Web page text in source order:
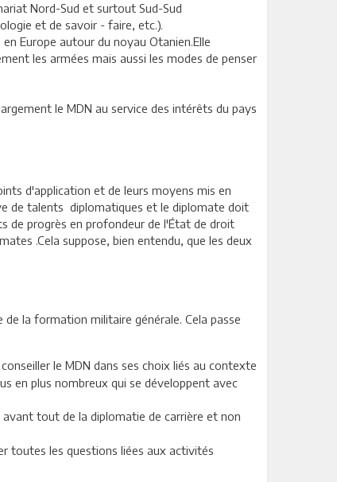
Nord-Sud et surtout Sud-Sud
et de savoir - faire, etc.).
Europe autour du noyau Otanien.Elle
les armées mais aussi les modes de penser
le MDN au service des intérêts du pays
d'application et de leurs moyens mis en
de talents diplomatiques et le diplomate doit
de progrès en profondeur de l'État de droit
.Cela suppose, bien entendu, que les deux
la formation militaire générale. Cela passe
le MDN dans ses choix liés au contexte
en plus nombreux qui se développent avec
tout de la diplomatie de carrière et non
toutes les questions liées aux activités